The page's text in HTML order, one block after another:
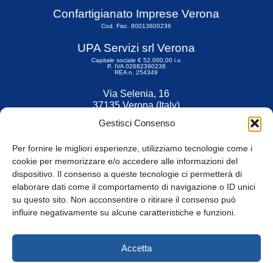
Gestisci Consenso
Per fornire le migliori esperienze, utilizziamo tecnologie come i
cookie per memorizzare e/o accedere alle informazioni del
dispositivo. Il consenso a queste tecnologie ci permetterà di
elaborare dati come il comportamento di navigazione o ID unici
su questo sito. Non acconsentire o ritirare il consenso può
influire negativamente su alcune caratteristiche e funzioni.
Accetta
Confartigianato Imprese Verona
Cod. Fisc. 80013600236
UPA Servizi srl Verona
Capitale sociale € 52.000,00 i.v.
P. IVA 02682390238
REA n. 254349
Via Selenia, 16
37135 Verona (Italy)
Fax 045 9211599
© Tutti i diritti riservati